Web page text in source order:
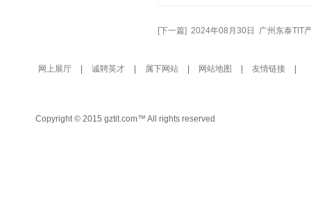
[下一篇] 2024年08月30日 广州东泰TIT
网上展厅 诚聘英才 属下网站 网站地图 友情链接
Copyright © 2015 gztit.com™ All rights reserved